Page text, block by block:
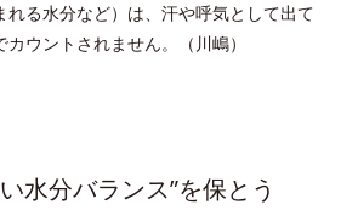
れる水分など）は、汗や呼気として出て
ウントされません。（川嶋）
水分バランス”を保とう